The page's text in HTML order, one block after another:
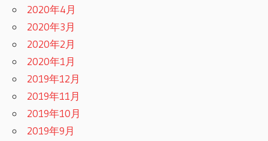
2020年4月
2020年3月
2020年2月
2020年1月
2019年12月
2019年11月
2019年10月
2019年9月